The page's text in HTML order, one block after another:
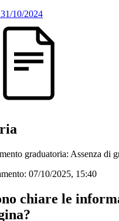
10/2024
graduatoria: Assenza di
07/10/2025, 15:40
chiare le